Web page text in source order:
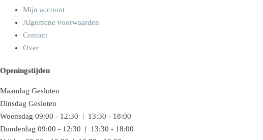
Mijn account
Algemene voorwaarden
Contact
Over
Openingstijden
Maandag Gesloten
Dinsdag Gesloten
Woensdag 09:00 - 12:30 | 13:30 - 18:00
Donderdag 09:00 - 12:30 | 13:30 - 18:00